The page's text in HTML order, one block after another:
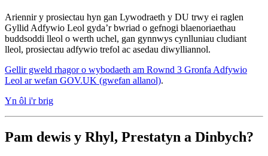
Ariennir y prosiectau hyn gan Lywodraeth y DU trwy ei raglen
Gyllid Adfywio Leol gyda’r bwriad o gefnogi blaenoriaethau
buddsoddi lleol o werth uchel, gan gynnwys cynlluniau cludiant
lleol, prosiectau adfywio trefol ac asedau diwylliannol.
Gellir gweld rhagor o wybodaeth am Rownd 3 Gronfa Adfywio
Leol ar wefan GOV.UK (gwefan allanol).
Yn ôl i'r brig
Pam dewis y Rhyl, Prestatyn a Dinbych?